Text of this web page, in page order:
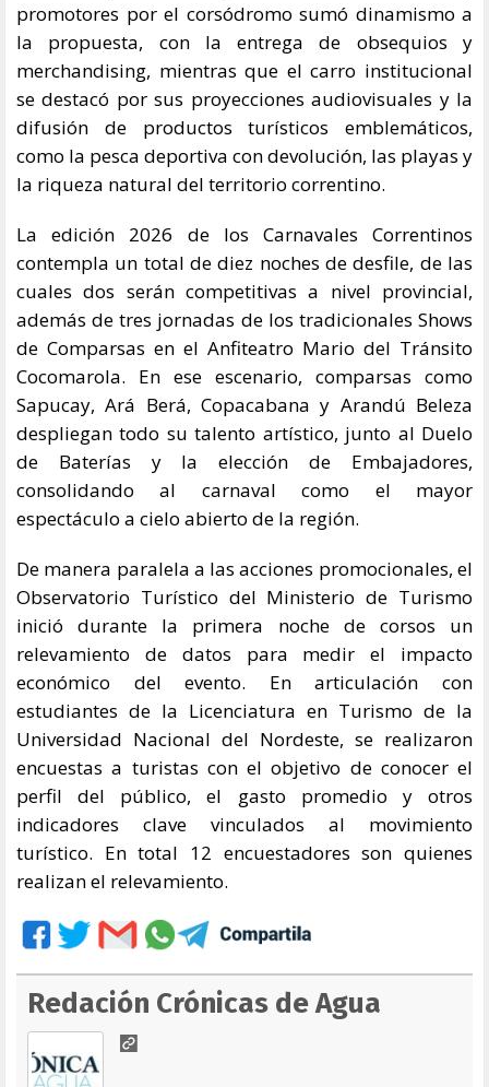
promotores por el corsódromo sumó dinamismo a
la propuesta, con la entrega de obsequios y
merchandising, mientras que el carro institucional
se destacó por sus proyecciones audiovisuales y la
difusión de productos turísticos emblemáticos,
como la pesca deportiva con devolución, las playas y
la riqueza natural del territorio correntino.
La edición 2026 de los Carnavales Correntinos
contempla un total de diez noches de desfile, de las
cuales dos serán competitivas a nivel provincial,
además de tres jornadas de los tradicionales Shows
de Comparsas en el Anfiteatro Mario del Tránsito
Cocomarola. En ese escenario, comparsas como
Sapucay, Ará Berá, Copacabana y Arandú Beleza
despliegan todo su talento artístico, junto al Duelo
de Baterías y la elección de Embajadores,
consolidando al carnaval como el mayor
espectáculo a cielo abierto de la región.
De manera paralela a las acciones promocionales, el
Observatorio Turístico del Ministerio de Turismo
inició durante la primera noche de corsos un
relevamiento de datos para medir el impacto
económico del evento. En articulación con
estudiantes de la Licenciatura en Turismo de la
Universidad Nacional del Nordeste, se realizaron
encuestas a turistas con el objetivo de conocer el
perfil del público, el gasto promedio y otros
indicadores clave vinculados al movimiento
turístico. En total 12 encuestadores son quienes
realizan el relevamiento.
Redación Crónicas de Agua